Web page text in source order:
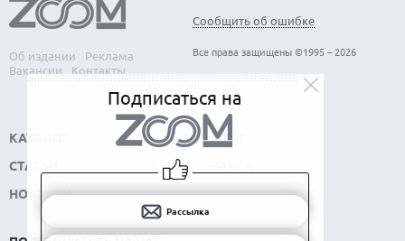
Об издании
Реклама
Вакансии
Контакты
Сообщить об ошибке
Все права защищены ©1995 – 2026
КАТАЛОГ
СТАТЬИ
НОВОСТИ
СОФТ
Подписаться на
Рассылка